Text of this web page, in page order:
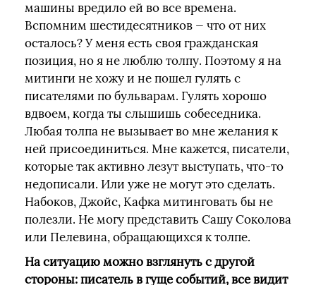
машины вредило ей во все времена.
Вспомним шестидесятников — что от них
осталось? У меня есть своя гражданская
позиция, но я не люблю толпу. Поэтому я на
митинги не хожу и не пошел гулять с
писателями по бульварам. Гулять хорошо
вдвоем, когда ты слышишь собеседника.
Любая толпа не вызывает во мне желания к
ней присоединиться. Мне кажется, писатели,
которые так активно лезут выступать, что-то
недописали. Или уже не могут это сделать.
Набоков, Джойс, Кафка митинговать бы не
полезли. Не могу представить Сашу Соколова
или Пелевина, обращающихся к толпе.
На ситуацию можно взглянуть с другой
стороны: писатель в гуще событий, все видит